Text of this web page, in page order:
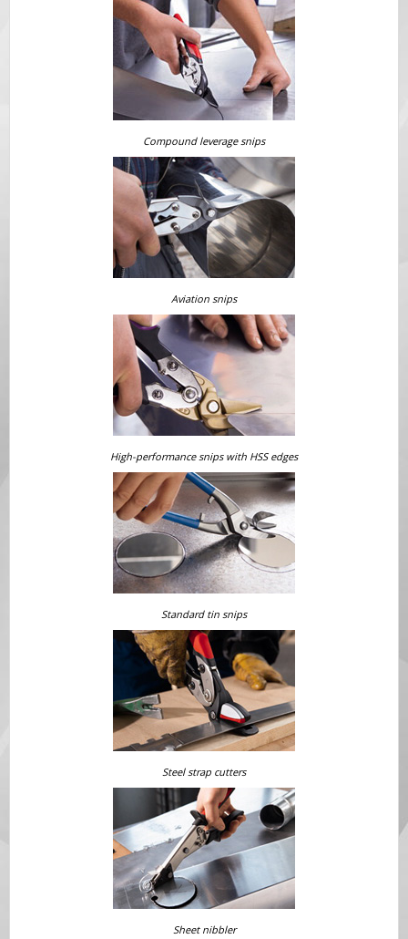
Compound leverage snips
Aviation snips
High-performance snips with HSS edges
Standard tin snips
Steel strap cutters
Sheet nibbler